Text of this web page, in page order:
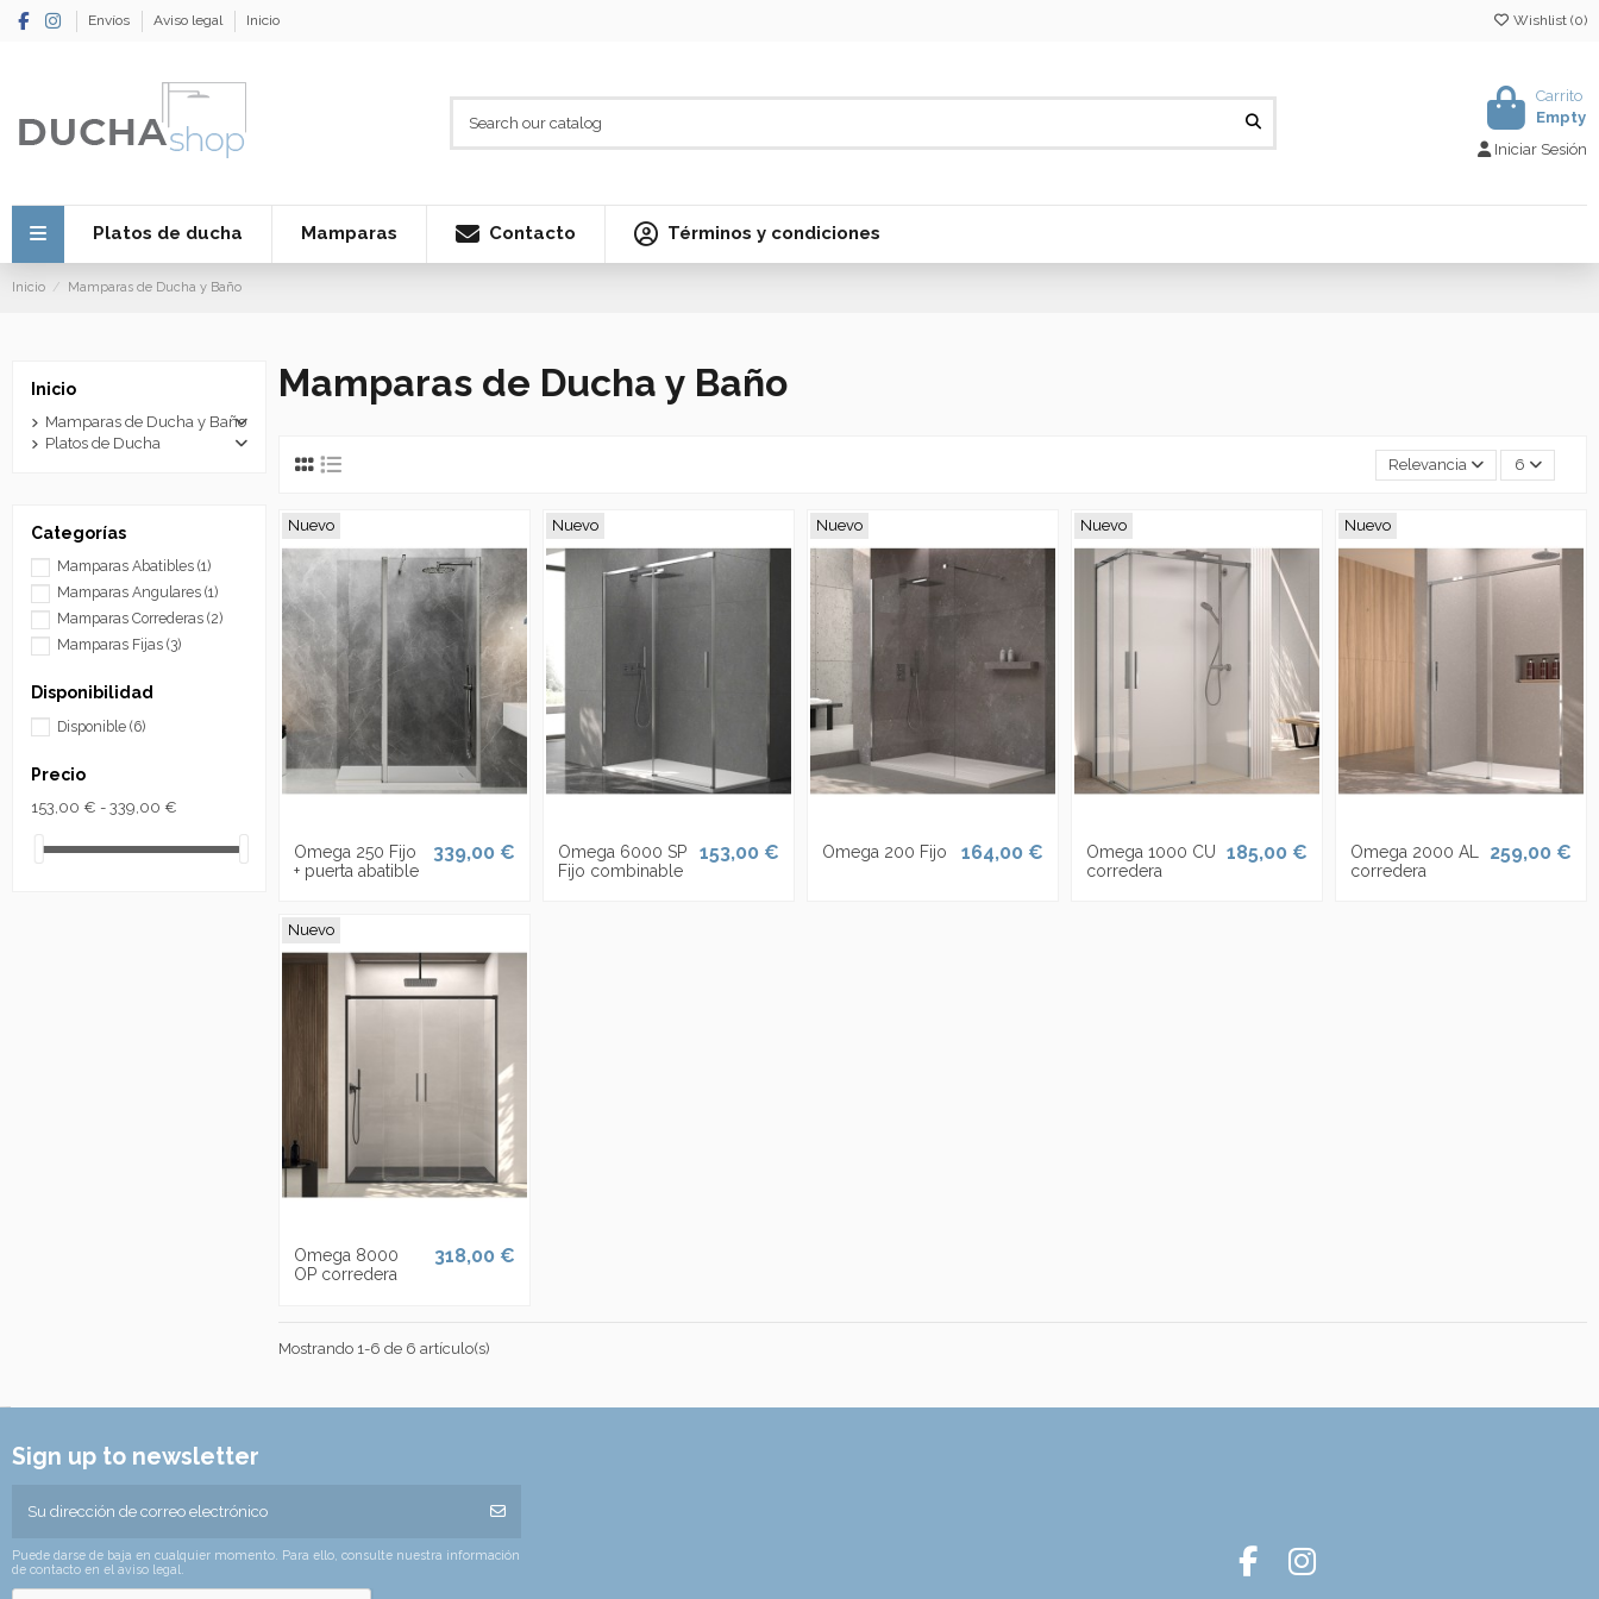
Envíos Aviso legal Inicio Wishlist (0)
Carrito
Empty
Iniciar Sesión
Platos de ducha Mamparas Contacto Términos y condiciones
Inicio Mamparas de Ducha y Baño
Mamparas de Ducha y Baño
Relevancia 6
Nuevo
Omega 250 Fijo
+ puerta abatible
339,00 €
Nuevo
Omega 6000 SP
Fijo combinable
153,00 €
Nuevo
Omega 200 Fijo 164,00 €
Nuevo
Omega 1000 CU
corredera
185,00 €
Nuevo
Omega 2000 AL
corredera
259,00 €
Nuevo
Omega 8000
OP corredera
318,00 €
Mostrando 1-6 de 6 artículo(s)
Inicio
Mamparas de Ducha y Baño
Platos de Ducha
Categorías
Mamparas Abatibles (1)
Mamparas Angulares (1)
Mamparas Correderas (2)
Mamparas Fijas (3)
Disponibilidad
Disponible (6)
Precio
153,00 € - 339,00 €
Sign up to newsletter
Puede darse de baja en cualquier momento. Para ello, consulte nuestra información
de contacto en el aviso legal.